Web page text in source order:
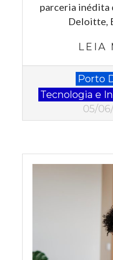
parceria inédita
Deloitte,
LEIA
Porto
Tecnologia e
05/